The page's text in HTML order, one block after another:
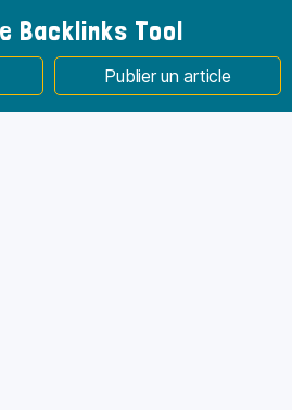
Backlinks Tool
Publier un article